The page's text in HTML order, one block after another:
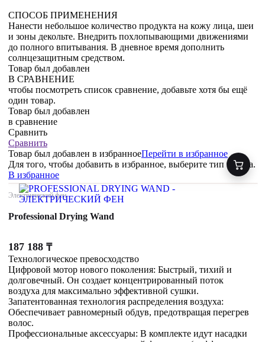
СПОСОБ ПРИМЕНЕНИЯ
Нанести небольшое количество продукта на кожу лица, шеи
и зоны декольте. Внедрить похлопывающими движениями
до полного впитывания. В дневное время дополнить
солнцезащитным средством.
Товар был добавлен
В СРАВНЕНИЕ
чтобы посмотреть список сравнение, добавьте хотя бы ещё
один товар.
Товар был добавлен
в сравнение
Сравнить
Сравнить
Товар был добавлен в избранноеПерейти в избранное
Для того, чтобы добавить в избранное, выберите тип товара.
В избранное
Электрический фен
Professional Drying Wand
187 188 ₸
Технологическое превосходство
Цифровой мотор нового поколения: Быстрый, тихий и
долговечный. Он создает концентрированный поток
воздуха для максимально эффективной сушки.
Запатентованная технология распределения воздуха:
Обеспечивает равномерный обдув, предотвращая перегрев
волос.
Профессиональные аксессуары: В комплекте идут насадки